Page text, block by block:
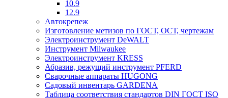
10.9
12.9
Автокрепеж
Изготовление метизов по ГОСТ, ОСТ, чертежам
Электроинструмент DeWALT
Инструмент Milwaukee
Электроинструмент KRESS
Абразив, режущий инструмент PFERD
Сварочные аппараты HUGONG
Садовый инвентарь GARDENA
Таблица соответствия стандартов DIN ГОСТ ISO